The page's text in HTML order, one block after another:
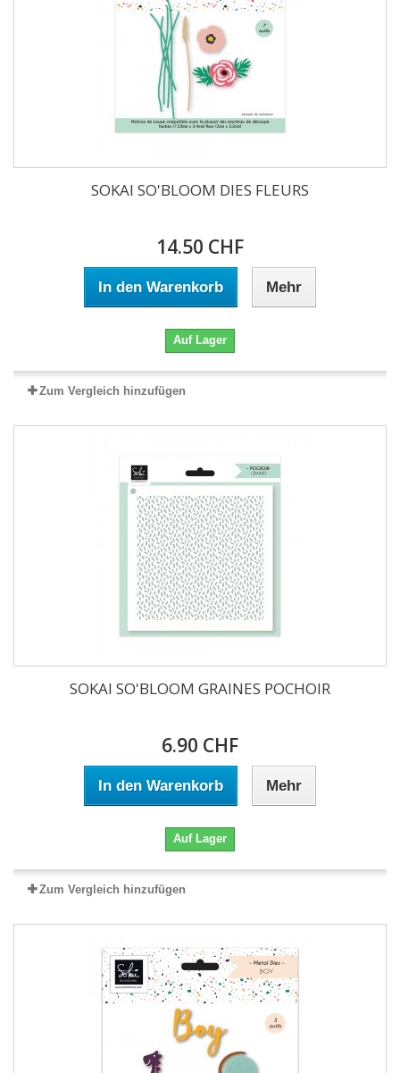
SOKAI SO'BLOOM DIES FLEURS
14.50 CHF
In den Warenkorb Mehr
Auf Lager
Zum Vergleich hinzufügen
SOKAI SO'BLOOM GRAINES POCHOIR
6.90 CHF
In den Warenkorb Mehr
Auf Lager
Zum Vergleich hinzufügen